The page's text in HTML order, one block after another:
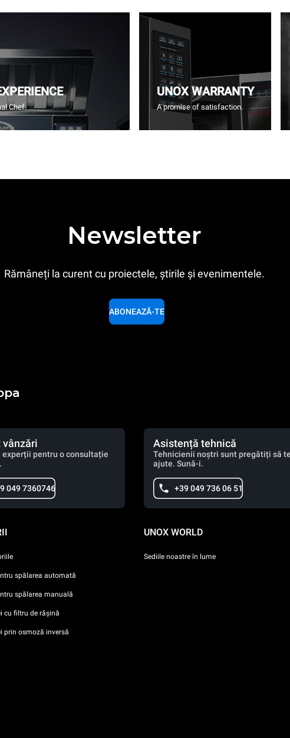
Chef.
UNOX WARRANTY
A promise of satisfaction.
Newsletter
Rămâneți la curent cu proiectele, știrile și evenimentele.
ABONEAZĂ-TE
vânzări
experții pentru o consultație
049 7360746
Asistență tehnică
Tehnicienii noștri sunt pregătiți să te
ajute. Sună-i.
+39 049 736 06 51
spălarea automată
spălarea manuală
cu filtru de rășină
prin osmoză inversă
UNOX WORLD
Sediile noastre în lume